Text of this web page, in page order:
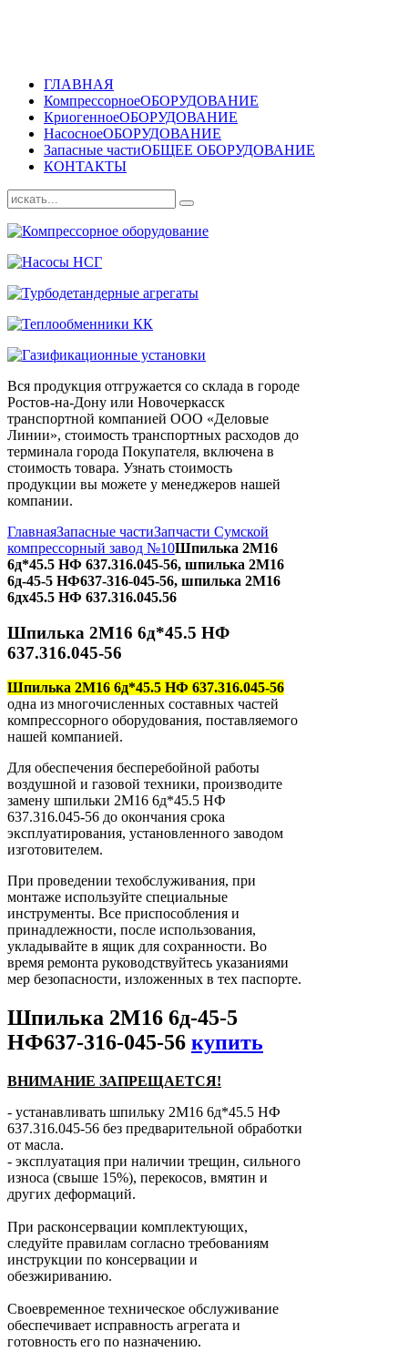
ГЛАВНАЯ
КомпрессорноеОБОРУДОВАНИЕ
КриогенноеОБОРУДОВАНИЕ
НасосноеОБОРУДОВАНИЕ
Запасные частиОБЩЕЕ ОБОРУДОВАНИЕ
КОНТАКТЫ
Вся продукция отгружается со склада в городе
Ростов-на-Дону или Новочеркасск
транспортной компанией ООО «Деловые
Линии», стоимость транспортных расходов до
терминала города Покупателя, включена в
стоимость товара. Узнать стоимость
продукции вы можете у менеджеров нашей
компании.
ГлавнаяЗапасные частиЗапчасти Сумской
компрессорный завод №10Шпилька 2М16
6д*45.5 НФ 637.316.045-56, шпилька 2М16
6д-45-5 НФ637-316-045-56, шпилька 2М16
6дх45.5 НФ 637.316.045.56
Шпилька 2М16 6д*45.5 НФ
637.316.045-56
Шпилька 2М16 6д*45.5 НФ 637.316.045-56
одна из многочисленных составных частей
компрессорного оборудования, поставляемого
нашей компанией.
Для обеспечения бесперебойной работы
воздушной и газовой техники, производите
замену шпильки 2М16 6д*45.5 НФ
637.316.045-56 до окончания срока
эксплуатирования, установленного заводом
изготовителем.
При проведении техобслуживания, при
монтаже используйте специальные
инструменты. Все приспособления и
принадлежности, после использования,
укладывайте в ящик для сохранности. Во
время ремонта руководствуйтесь указаниями
мер безопасности, изложенных в тех паспорте.
Шпилька 2М16 6д-45-5
НФ637-316-045-56 купить
ВНИМАНИЕ ЗАПРЕЩАЕТСЯ!
- устанавливать шпильку 2М16 6д*45.5 НФ
637.316.045-56 без предварительной обработки
от масла.
- эксплуатация при наличии трещин, сильного
износа (свыше 15%), перекосов, вмятин и
других деформаций.
При расконсервации комплектующих,
следуйте правилам согласно требованиям
инструкции по консервации и
обезжириванию.
Своевременное техническое обслуживание
обеспечивает исправность агрегата и
готовность его по назначению.